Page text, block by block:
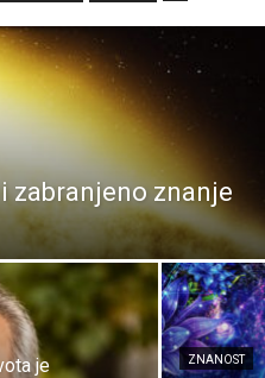
zabranjeno znanje
je
ZNANOST